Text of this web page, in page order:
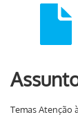
Temas Atenção